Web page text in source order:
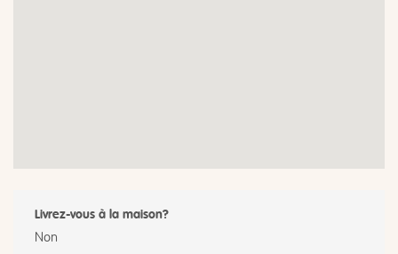
Livrez-vous à la maison?
Non